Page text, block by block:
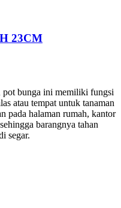
23CM
pot bunga ini memiliki fungsi
atau tempat untuk tanaman
pada halaman rumah, kantor
barangnya tahan
segar.